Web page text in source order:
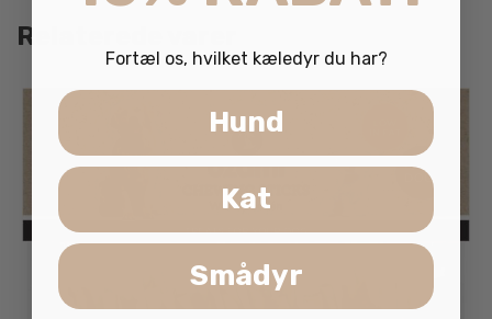
Relaterede varer
Fortæl os, hvilket kæledyr du har?
Hund
Kat
Smådyr